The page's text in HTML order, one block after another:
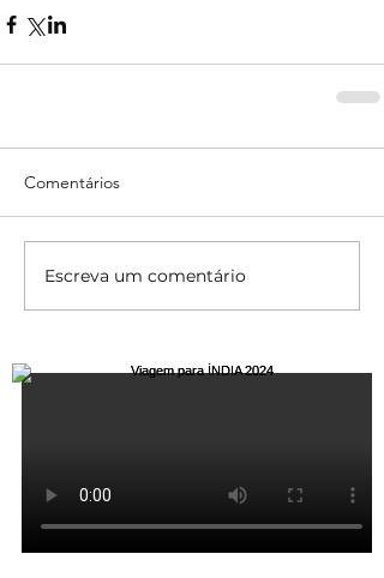
Comentários
Escreva um comentário